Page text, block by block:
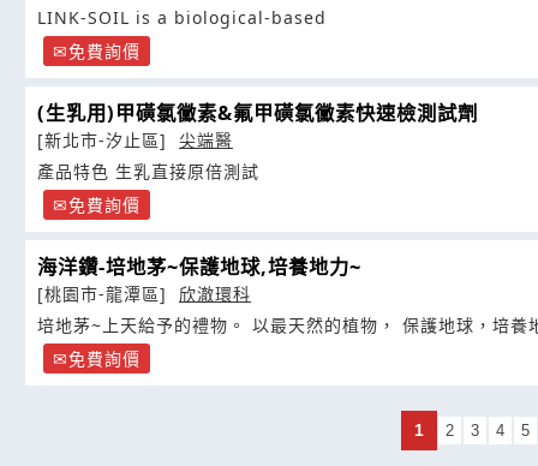
LINK-SOIL is a biological-based
免費詢價
(生乳用)甲磺氯黴素&氟甲磺氯黴素快速檢測試劑
[新北市-汐止區]
尖端醫
產品特色 生乳直接原倍測試
免費詢價
海洋鑽-培地茅~保護地球,培養地力~
[桃園市-龍潭區]
欣澈環科
培地茅~上天給予的禮物。 以最天然的植物， 保護地球，培養
免費詢價
1 2 3 4 5